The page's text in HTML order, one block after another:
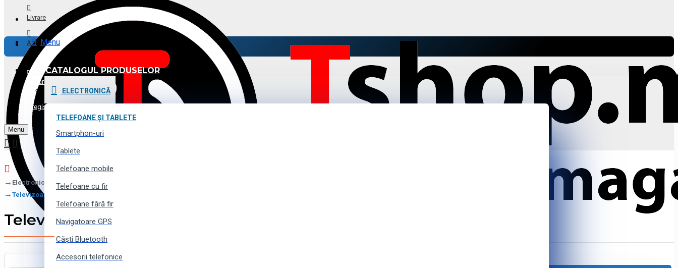
Livrare
Achitare
Promoții și Reduceri
Voucher cadou
Contacte
Menu
CATALOGUL PRODUSELOR
ELECTRONICĂ
TELEFOANE ȘI TABLETE
Smartphon-uri
Tablete
Telefoane mobile
Telefoane cu fir
Telefoane fără fir
Navigatoare GPS
Căști Bluetooth
Accesorii telefonice
Logare
Înregistrare
Menu
Electronică
Televizoare și proectoare
Televizoare și proectoare